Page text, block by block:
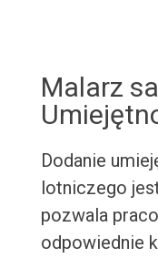
Malarz
Dodanie
lotniczego
pozwala
odpowiednie